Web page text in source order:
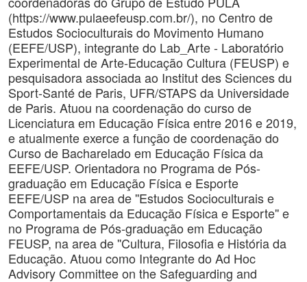
(https://www.pulaeefeusp.com.br/), no Centro de
Estudos Socioculturais do Movimento Humano
(EEFE/USP), integrante do Lab_Arte - Laboratório
Experimental de Arte-Educação Cultura (FEUSP) e
pesquisadora associada ao Institut des Sciences du
Sport-Santé de Paris, UFR/STAPS da Universidade
de Paris. Atuou na coordenação do curso de
Licenciatura em Educação Física entre 2016 e 2019,
e atualmente exerce a função de coordenação do
Curso de Bacharelado em Educação Física da
EEFE/USP. Orientadora no Programa de Pós-
graduação em Educação Física e Esporte
EEFE/USP na area de ''Estudos Socioculturais e
Comportamentais da Educação Física e Esporte'' e
no Programa de Pós-graduação em Educação
FEUSP, na area de ''Cultura, Filosofia e História da
Educação. Atuou como Integrante do Ad Hoc
Advisory Committee on the Safeguarding and